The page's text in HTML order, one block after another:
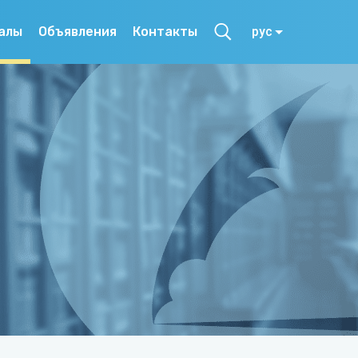
Объявления Контакты рус